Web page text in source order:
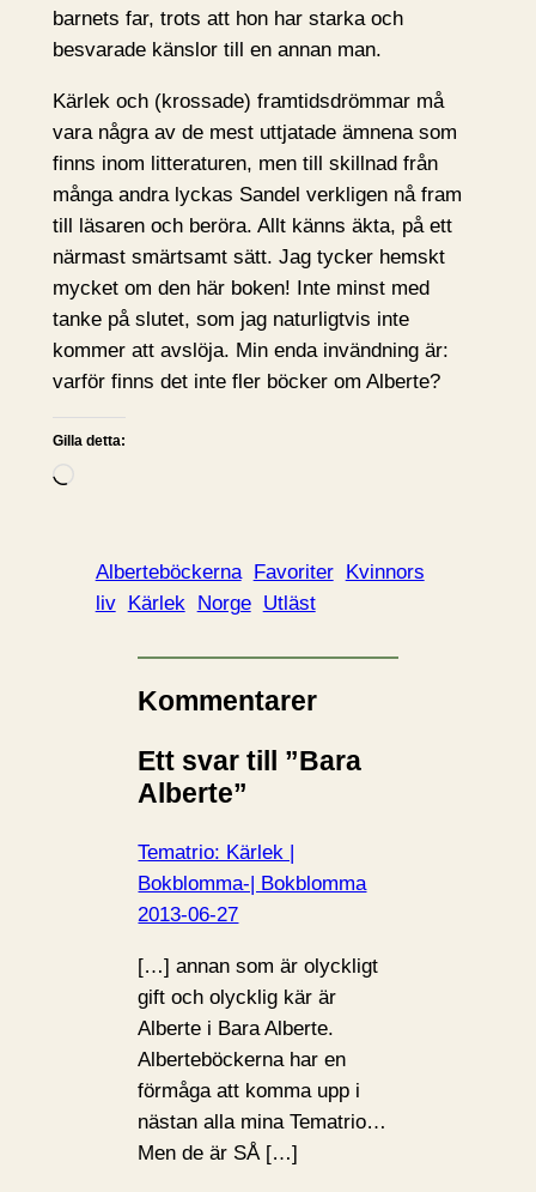
barnets far, trots att hon har starka och
besvarade känslor till en annan man.
Kärlek och (krossade) framtidsdrömmar må
vara några av de mest uttjatade ämnena som
finns inom litteraturen, men till skillnad från
många andra lyckas Sandel verkligen nå fram
till läsaren och beröra. Allt känns äkta, på ett
närmast smärtsamt sätt. Jag tycker hemskt
mycket om den här boken! Inte minst med
tanke på slutet, som jag naturligtvis inte
kommer att avslöja. Min enda invändning är:
varför finns det inte fler böcker om Alberte?
Gilla detta:
L
Alberteböckerna Favoriter Kvinnors
liv Kärlek Norge Utläst
Kommentarer
Ett svar till ”Bara
Alberte”
Tematrio: Kärlek |
Bokblomma-| Bokblomma
2013-06-27
[…] annan som är olyckligt
gift och olycklig kär är
Alberte i Bara Alberte.
Alberteböckerna har en
förmåga att komma upp i
nästan alla mina Tematrio…
Men de är SÅ […]